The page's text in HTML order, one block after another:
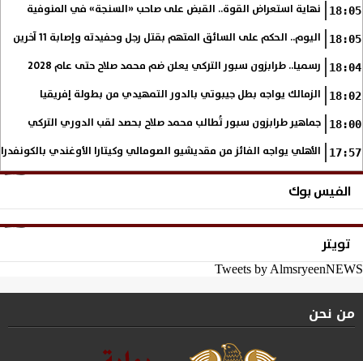
18:05 نهاية استعراض القوة.. القبض على صاحب «السنجة» في المنوفية
18:05 اليوم.. الحكم على السائق المتهم بقتل رجل وحفيدته وإصابة 11 آخرين
18:04 رسميا.. طرابزون سبور التركي يعلن ضم محمد صلاح حتى عام 2028
18:02 الزمالك يواجه بطل جيبوتي بالدور التمهيدي من بطولة إفريقيا
18:00 جماهير طرابزون سبور تُطالب محمد صلاح بحصد لقب الدوري التركي
17:57 الأهلي يواجه الفائز من مقديشيو الصومالي وكيتارا الأوغندي
الفيس بوك
تويتر
Tweets by AlmsryeenNEWS
من نحن